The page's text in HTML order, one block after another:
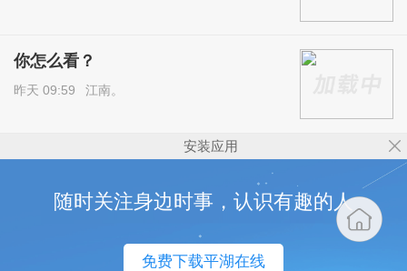
你怎么看？
昨天 09:59 江南。
安装应用
随时关注身边时事，认识有趣的人
免费下载平湖在线